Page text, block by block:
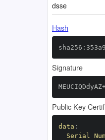
dsse
Hash
Signature
Public Key
data :
Serial